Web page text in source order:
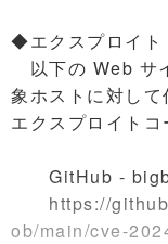
◆エクスプロイト
以下の Web サ
象ホストに対し
エクスプロイトコ
GitHub -
https://
ob/main/cve-